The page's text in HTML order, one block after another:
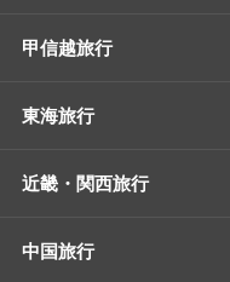
甲信越旅行
東海旅行
近畿・関西旅行
中国旅行